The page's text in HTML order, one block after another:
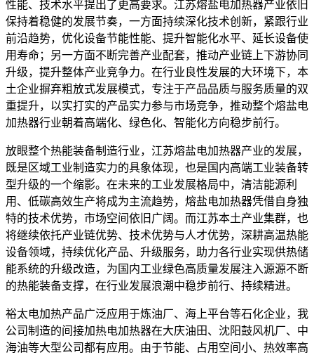
性能、技术水平提出了更高要求。江苏熔盐电加热器产业依旧
保持着稳健的发展节奏，一方面持续深化技术创新，紧跟行业
前沿趋势，优化设备节能性能、提升智能化水平、延长设备使
用寿命；另一方面不断完善产业配套，推动产业链上下游协同
升级，提升整体产业竞争力。在行业良性发展的大环境下，本
土企业摒弃粗放式发展模式，专注于产品品质与服务质量的双
重提升，以实打实的产品实力参与市场竞争，推动整个熔盐电
加热器行业朝着高端化、绿色化、智能化方向稳步前行。
放眼整个热能装备制造行业，江苏熔盐电加热器产业的发展，
既是区域工业制造实力的具象体现，也是国内高端工业装备转
型升级的一个缩影。在未来的工业发展格局中，清洁能源利
用、低碳高效生产将成为主流趋势，熔盐电加热器凭借自身独
特的技术优势，市场空间依旧广阔。而江苏本土产业集群，也
将继续依托产业链优势、技术优势与人才优势，深耕高温热能
设备领域，持续优化产品、升级服务，助力各行业实现供热储
能系统的升级改造，为国内工业绿色高质量发展注入源源不断
的热能装备支撑，在行业发展浪潮中稳步前行、持续精进。
裕太电加热产品广泛应用于炼油厂、海上平台等石化企业，我
公司制造的间接加热电加热器在大庆油田、沈阳鼓风机厂、中
海油等大型公司都有应用。由于节能、占用空间小、热效率高